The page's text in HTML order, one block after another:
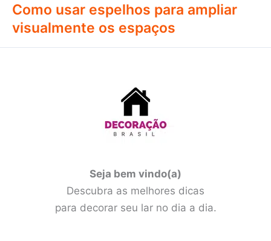
Como usar espelhos para ampliar
visualmente os espaços
Seja bem vindo(a)
Descubra as melhores dicas
para decorar seu lar no dia a dia.